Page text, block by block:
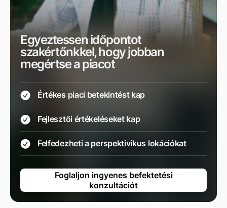
Egyeztessen időpontot
szakértőnkkel, hogy jobban
megértse a piacot
Értékes piaci betekintést kap
Fejlesztői értékeléseket kap
Felfedezheti a perspektivikus lokációkat
Foglaljon ingyenes befektetési
konzultációt